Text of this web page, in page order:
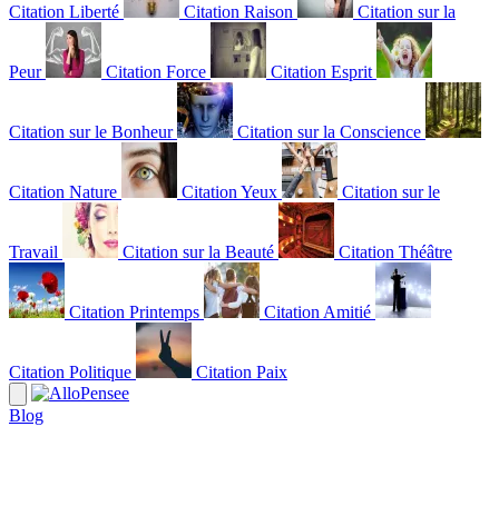
Citation Liberté Citation Raison Citation sur la
Peur Citation Force Citation Esprit
Citation sur le Bonheur Citation sur la Conscience
Citation Nature Citation Yeux Citation sur le
Travail Citation sur la Beauté Citation Théâtre
Citation Printemps Citation Amitié
Citation Politique Citation Paix
Blog